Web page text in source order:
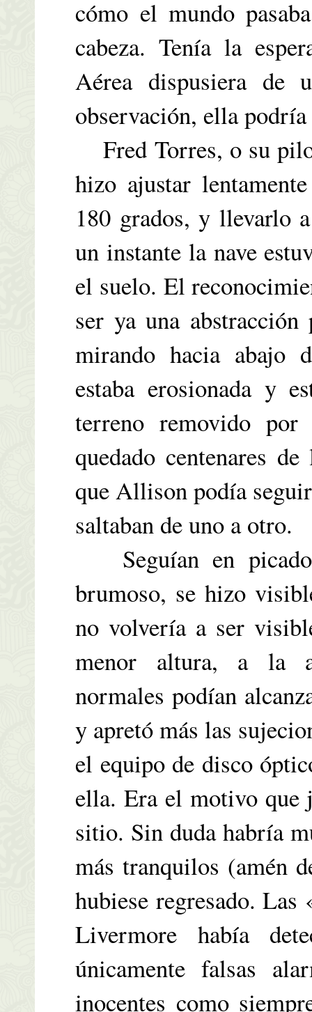
cómo el mundo
cabeza. Tenía la
Aérea dispusiera de
observación, ella
Fred Torres, o su
hizo ajustar
180 grados, y llevarlo
un instante la nave
el suelo. El
ser ya una
mirando hacia abajo
estaba erosionada y
terreno removido por
quedado centenares
que Allison podía
saltaban de uno a otro.
Seguían en
brumoso, se hizo
no volvería a ser
menor altura, a la
normales podían
y apretó más las
el equipo de disco
ella. Era el motivo que
sitio. Sin duda habría
más tranquilos (amén
hubiese regresado. Las
Livermore había
únicamente falsas
inocentes como